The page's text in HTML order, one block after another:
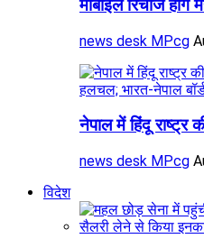
मोबाइल रिचार्ज
news desk MPcg
नेपाल में हिंदू राष्ट्र
news desk MPcg
विदेश